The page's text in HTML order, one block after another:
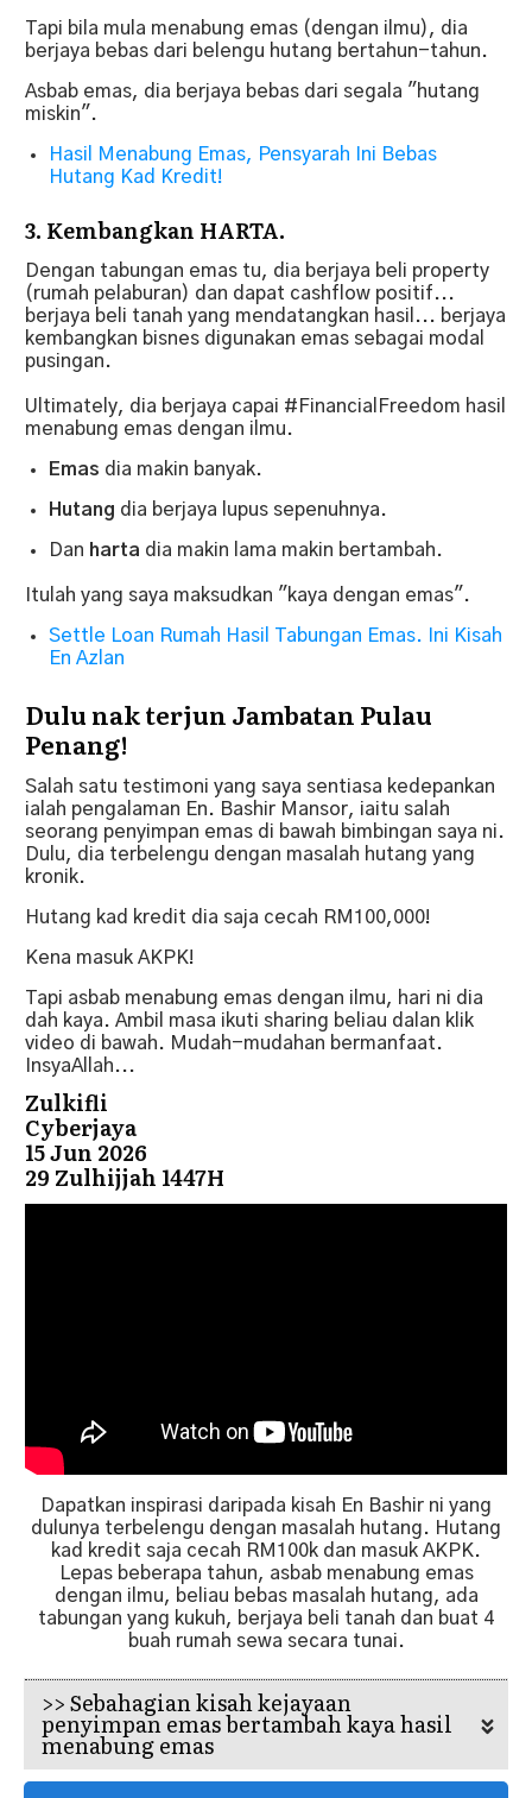
Tapi bila mula menabung emas (dengan ilmu), dia
berjaya bebas dari belengu hutang bertahun-tahun.
Asbab emas, dia berjaya bebas dari segala "hutang
miskin".
Hasil Menabung Emas, Pensyarah Ini Bebas
Hutang Kad Kredit!
3. Kembangkan HARTA.
Dengan tabungan emas tu, dia berjaya beli property
(rumah pelaburan) dan dapat cashflow positif...
berjaya beli tanah yang mendatangkan hasil... berjaya
kembangkan bisnes digunakan emas sebagai modal
pusingan.
Ultimately, dia berjaya capai #FinancialFreedom hasil
menabung emas dengan ilmu.
Emas dia makin banyak.
Hutang dia berjaya lupus sepenuhnya.
Dan harta dia makin lama makin bertambah.
Itulah yang saya maksudkan "kaya dengan emas".
Settle Loan Rumah Hasil Tabungan Emas. Ini Kisah
En Azlan
Dulu nak terjun Jambatan Pulau
Penang!
Salah satu testimoni yang saya sentiasa kedepankan
ialah pengalaman En. Bashir Mansor, iaitu salah
seorang penyimpan emas di bawah bimbingan saya ni.
Dulu, dia terbelengu dengan masalah hutang yang
kronik.
Hutang kad kredit dia saja cecah RM100,000!
Kena masuk AKPK!
Tapi asbab menabung emas dengan ilmu, hari ni dia
dah kaya. Ambil masa ikuti sharing beliau dalan klik
video di bawah. Mudah-mudahan bermanfaat.
InsyaAllah...
Zulkifli
Cyberjaya
15 Jun 2026
29 Zulhijjah 1447H
Dapatkan inspirasi daripada kisah En Bashir ni yang
dulunya terbelengu dengan masalah hutang. Hutang
kad kredit saja cecah RM100k dan masuk AKPK.
Lepas beberapa tahun, asbab menabung emas
dengan ilmu, beliau bebas masalah hutang, ada
tabungan yang kukuh, berjaya beli tanah dan buat 4
buah rumah sewa secara tunai.
>> Sebahagian kisah kejayaan
penyimpan emas bertambah kaya hasil
menabung emas